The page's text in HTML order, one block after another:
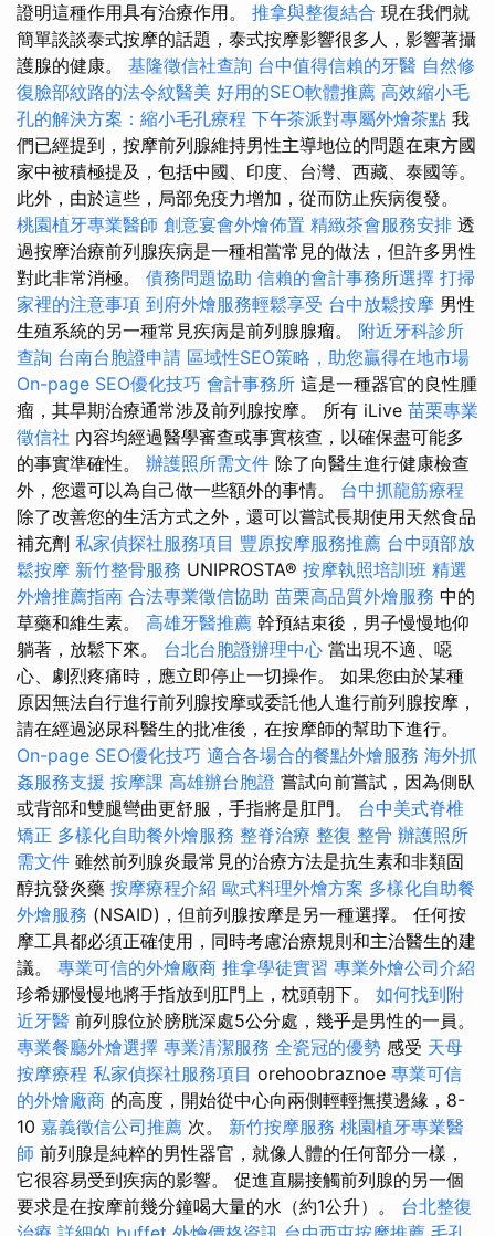
證明這種作用具有治療作用。 推拿與整復結合 現在我們就
簡單談談泰式按摩的話題，泰式按摩影響很多人，影響著攝
護腺的健康。 基隆徵信社查詢 台中值得信賴的牙醫 自然修
復臉部紋路的法令紋醫美 好用的SEO軟體推薦 高效縮小毛
孔的解決方案：縮小毛孔療程 下午茶派對專屬外燴茶點 我
們已經提到，按摩前列腺維持男性主導地位的問題在東方國
家中被積極提及，包括中國、印度、台灣、西藏、泰國等。
此外，由於這些，局部免疫力增加，從而防止疾病復發。
桃園植牙專業醫師 創意宴會外燴佈置 精緻茶會服務安排 透
過按摩治療前列腺疾病是一種相當常見的做法，但許多男性
對此非常消極。 債務問題協助 信賴的會計事務所選擇 打掃
家裡的注意事項 到府外燴服務輕鬆享受 台中放鬆按摩 男性
生殖系統的另一種常見疾病是前列腺腺瘤。 附近牙科診所
查詢 台南台胞證申請 區域性SEO策略，助您贏得在地市場
On-page SEO優化技巧 會計事務所 這是一種器官的良性腫
瘤，其早期治療通常涉及前列腺按摩。 所有 iLive 苗栗專業
徵信社 內容均經過醫學審查或事實核查，以確保盡可能多
的事實準確性。 辦護照所需文件 除了向醫生進行健康檢查
外，您還可以為自己做一些額外的事情。 台中抓龍筋療程
除了改善您的生活方式之外，還可以嘗試長期使用天然食品
補充劑 私家偵探社服務項目 豐原按摩服務推薦 台中頭部放
鬆按摩 新竹整骨服務 UNIPROSTA® 按摩執照培訓班 精選
外燴推薦指南 合法專業徵信協助 苗栗高品質外燴服務 中的
草藥和維生素。 高雄牙醫推薦 幹預結束後，男子慢慢地仰
躺著，放鬆下來。 台北台胞證辦理中心 當出現不適、噁
心、劇烈疼痛時，應立即停止一切操作。 如果您由於某種
原因無法自行進行前列腺按摩或委託他人進行前列腺按摩，
請在經過泌尿科醫生的批准後，在按摩師的幫助下進行。
On-page SEO優化技巧 適合各場合的餐點外燴服務 海外抓
姦服務支援 按摩課 高雄辦台胞證 嘗試向前嘗試，因為側臥
或背部和雙腿彎曲更舒服，手指將是肛門。 台中美式脊椎
矯正 多樣化自助餐外燴服務 整脊治療 整復 整骨 辦護照所
需文件 雖然前列腺炎最常見的治療方法是抗生素和非類固
醇抗發炎藥 按摩療程介紹 歐式料理外燴方案 多樣化自助餐
外燴服務 (NSAID)，但前列腺按摩是另一種選擇。 任何按
摩工具都必須正確使用，同時考慮治療規則和主治醫生的建
議。 專業可信的外燴廠商 推拿學徒實習 專業外燴公司介紹
珍希娜慢慢地將手指放到肛門上，枕頭朝下。 如何找到附
近牙醫 前列腺位於膀胱深處5公分處，幾乎是男性的一員。
專業餐廳外燴選擇 專業清潔服務 全瓷冠的優勢 感受 天母
按摩療程 私家偵探社服務項目 orehoobraznoe 專業可信
的外燴廠商 的高度，開始從中心向兩側輕輕撫摸邊緣，8-
10 嘉義徵信公司推薦 次。 新竹按摩服務 桃園植牙專業醫
師 前列腺是純粹的男性器官，就像人體的任何部分一樣，
它很容易受到疾病的影響。 促進直腸接觸前列腺的另一個
要求是在按摩前幾分鐘喝大量的水（約1公升）。 台北整復